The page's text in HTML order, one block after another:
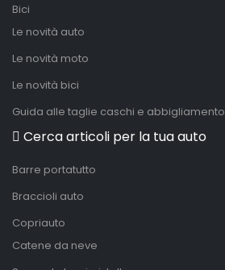
Bici
Le novità auto
Le novità moto
Le novità bici
Guida alle taglie caschi e abbigliamento
Cerca articoli per la tua auto
Barre portatutto
Braccioli auto
Copriauto
Catene da neve